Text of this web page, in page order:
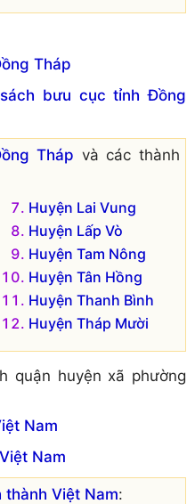
Tháp
bưu cục tỉnh Đồng
Tháp và các thành
Huyện Lai Vung
Huyện Lấp Vò
Huyện Tam Nông
Huyện Tân Hồng
Huyện Thanh Bình
Huyện Tháp Mười
quận huyện xã phường
Nam
Nam
Việt Nam: